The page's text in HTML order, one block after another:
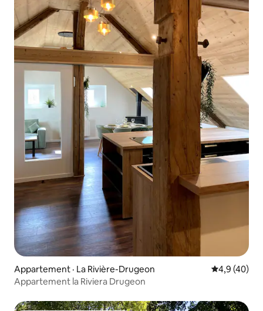
Appartement · La Rivière-Drugeon Note
4,9 (40)
Appartement la Riviera Drugeon